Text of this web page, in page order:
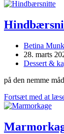
Post
author:
Betina Munk
Post
published:
28. marts
Post
Dessert &
på den nemme
Fortsæt med at